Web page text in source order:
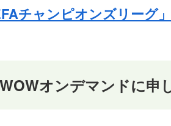
チャンピオンズリーグ
オンデマンドに申